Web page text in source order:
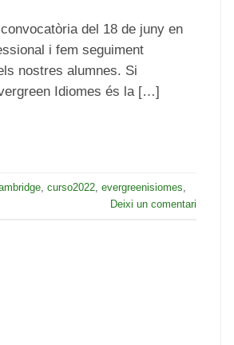
del 18 de juny en
i fem seguiment
nostres alumnes. Si
Idiomes és la […]
curso2022 evergreenisiomes
Deixi un comentari